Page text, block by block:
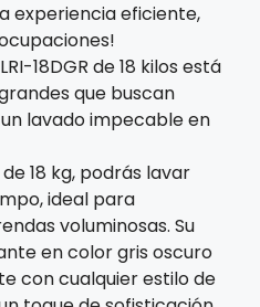
experiencia eficiente,
18DGR de 18 kilos está
que buscan
lavado impecable en
18 kg, podrás lavar
ideal para
voluminosas. Su
en color gris oscuro
con cualquier estilo de